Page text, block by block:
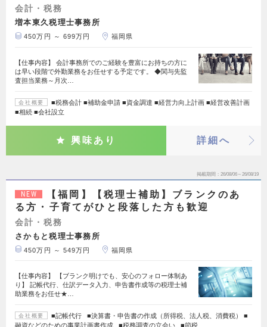
会計・税務
増本東久税理士事務所
450万円 ～ 699万円 福岡県
【仕事内容】 会計事務所でのご経験を豊富にお持ちの方に
は早い段階で外勤業務をお任せする予定です。 ◆関与先監
査担当業務～月次…
会社概要
■税務会計 ■補助金申請 ■資金調達 ■経営力向上計画 ■経営改善計画
■相続 ■会社設立
興味あり 詳細へ
掲載期間 26/08/06～26/08/19
NEW
【福岡】【税理士補助】ブランクのあ
る方・子育てがひと段落した方も歓迎
会計・税務
さかもと税理士事務所
450万円 ～ 549万円 福岡県
【仕事内容】 【ブランク明けでも、安心のフォロー体制あ
り】 記帳代行、仕訳データ入力、申告書作成等の税理士補
助業務をお任せ★…
会社概要
■記帳代行 ■決算書・申告書の作成（所得税、法人税、消費税） ■
融資などのための事業計画書作成 ■税務調査の立会い ■節税…